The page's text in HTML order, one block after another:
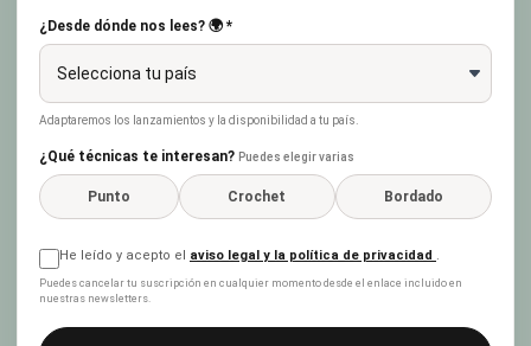
¿Desde dónde nos lees? 🌍 *
Adaptaremos los lanzamientos y la disponibilidad a tu país.
¿Qué técnicas te interesan? Puedes elegir varias
Punto Crochet Bordado
He leído y acepto el aviso legal y la política de privacidad .
Puedes cancelar tu suscripción en cualquier momento desde el enlace incluido en
nuestras newsletters.